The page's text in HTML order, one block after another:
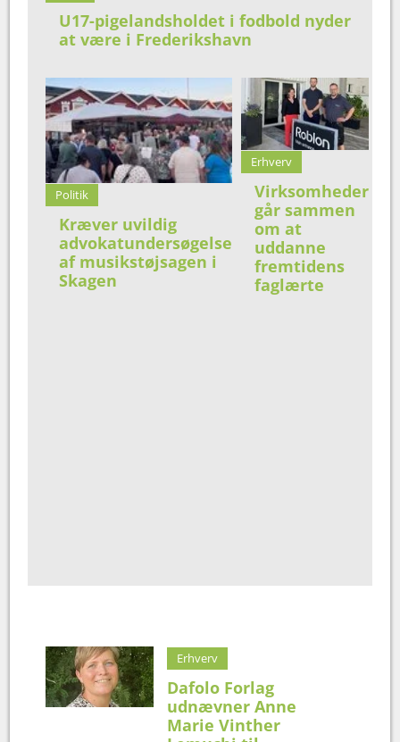
U17-pigelandsholdet i fodbold nyder
at være i Frederikshavn
Politik
Kræver uvildig
advokatundersøgelse
af musikstøjsagen i
Skagen
Erhverv
Virksomheder
går sammen
om at
uddanne
fremtidens
faglærte
Erhverv
Dafolo Forlag
udnævner Anne
Marie Vinther